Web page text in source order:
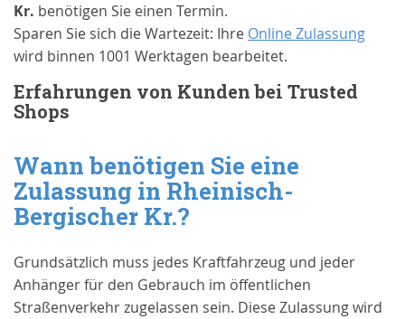
Kr. benötigen Sie einen Termin.
Sparen Sie sich die Wartezeit: Ihre Online Zulassung
wird binnen 1001 Werktagen bearbeitet.
Erfahrungen von Kunden bei Trusted
Shops
Wann benötigen Sie eine
Zulassung in Rheinisch-
Bergischer Kr.?
Grundsätzlich muss jedes Kraftfahrzeug und jeder
Anhänger für den Gebrauch im öffentlichen
Straßenverkehr zugelassen sein. Diese Zulassung wird